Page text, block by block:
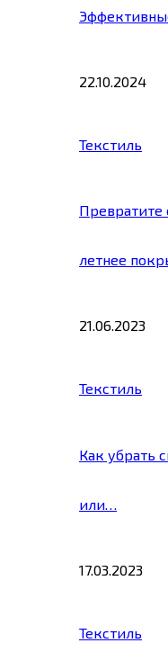
22.10.2024
Текстиль
Превратите
летнее
21.06.2023
Текстиль
Как убрать
или…
17.03.2023
Текстиль